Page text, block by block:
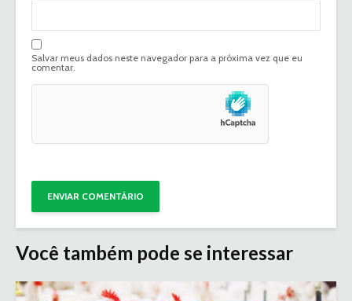
Salvar meus dados neste navegador para a próxima vez que eu
comentar.
Você também pode se interessar